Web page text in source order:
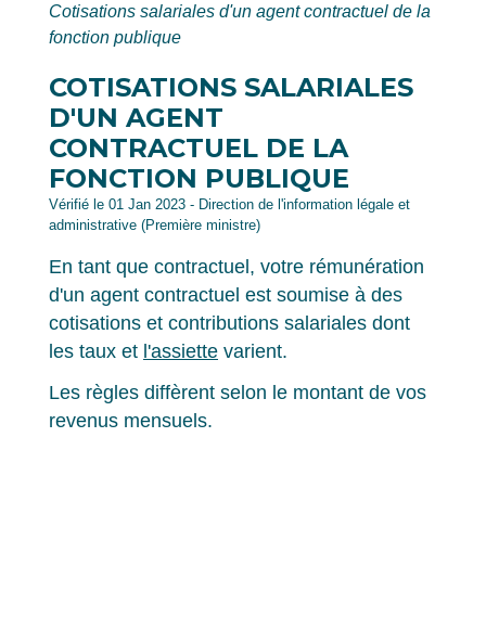
Cotisations salariales d'un agent contractuel de la
fonction publique
COTISATIONS SALARIALES
D'UN AGENT
CONTRACTUEL DE LA
FONCTION PUBLIQUE
Vérifié le 01 Jan 2023 - Direction de l'information légale et
administrative (Première ministre)
En tant que contractuel, votre rémunération
d'un agent contractuel est soumise à des
cotisations et contributions salariales dont
les taux et l'assiette varient.
Les règles diffèrent selon le montant de vos
revenus mensuels.